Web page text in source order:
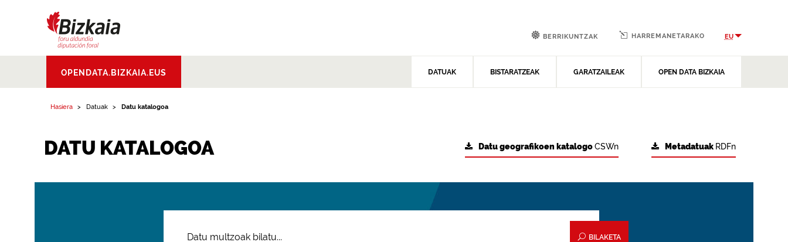
Aldundia.Diputacion
Foral de Bizkaia
OPENDATA.BIZKAIA.EUS DATUAK BISTARATZEAK GARATZAILEAK OPEN DATA BIZKAIA
BERRIKUNTZAK HARREMANETARAKO EU
Hasiera Datuak Datu katalogoa
DATU KATALOGOA Metadatuak RDFn
Datu geografikoen katalogoCSWn
BILAKETA